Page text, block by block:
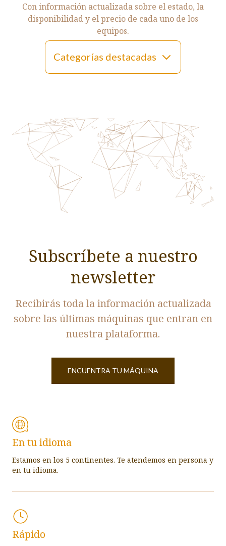
Con información actualizada sobre el estado, la
disponibilidad y el precio de cada uno de los
equipos.
Categorías destacadas
Subscríbete a nuestro
newsletter
Recibirás toda la información actualizada
sobre las últimas máquinas que entran en
nuestra plataforma.
ENCUENTRA TU MÁQUINA
En tu idioma
Estamos en los 5 continentes. Te atendemos en persona y
en tu idioma.
Rápido